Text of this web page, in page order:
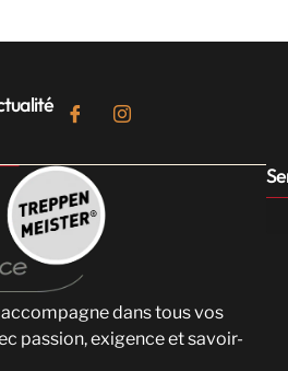
dans tous vos
passion, exigence et savoir-